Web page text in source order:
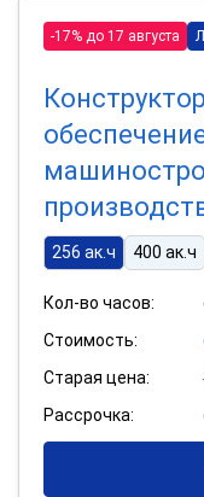
-17% до 17 августа
256 ак.ч 400 ак.ч
Кол-во часов:
Стоимость:
Старая цена:
Рассрочка: